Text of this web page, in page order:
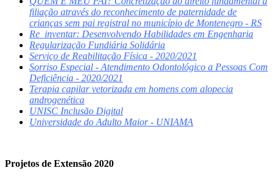
filiação através do reconhecimento de paternidade de
crianças sem pai registral no município de Montenegro - RS
Re_inventar: Desenvolvendo Habilidades em Engenharia
Regularização Fundiária Solidária
Serviço de Reabilitação Física - 2020/2021
Sorriso Especial - Atendimento Odontológico a Pessoas Com
Deficiência - 2020/2021
Terapia capilar vetorizada em homens com alopecia
androgenética
UNISC Inclusão Digital
Universidade do Adulto Maior - UNIAMA
Projetos de Extensão 2020